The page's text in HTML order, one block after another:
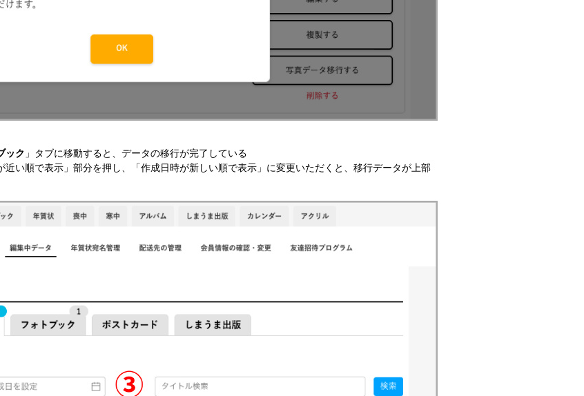
ック 」タブに移動すると、データの移行が完了している
い順で表示」部分を押し、「作成日時が新しい順で表示」に変更いただくと、移行データが上部